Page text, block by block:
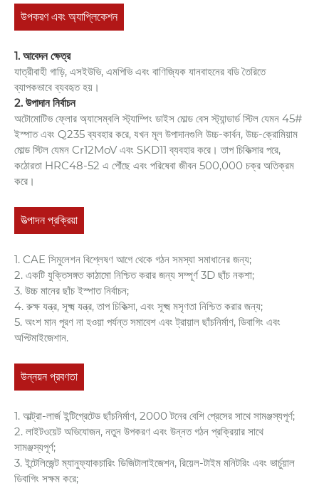
উপকরণ এবং অ্যাপ্লিকেশন
1. আবেদন ক্ষেত্র
যাত্রীবাহী গাড়ি, এসইউভি, এমপিভি এবং বাণিজ্যিক যানবাহনের বডি তৈরিতে
ব্যাপকভাবে ব্যবহৃত হয়।
2. উপাদান নির্বাচন
অটোমোটিভ ফ্লোর অ্যাসেম্বলি স্ট্যাম্পিং ডাইস মোল্ড বেস স্ট্যান্ডার্ড স্টিল যেমন 45#
ইস্পাত এবং Q235 ব্যবহার করে, যখন মূল উপাদানগুলি উচ্চ-কার্বন, উচ্চ-ক্রোমিয়াম
মোল্ড স্টিল যেমন Cr12MoV এবং SKD11 ব্যবহার করে। তাপ চিকিত্সার পরে,
কঠোরতা HRC48-52 এ পৌঁছে এবং পরিষেবা জীবন 500,000 চক্র অতিক্রম
করে।
উত্পাদন প্রক্রিয়া
1. CAE সিমুলেশন বিশ্লেষণ আগে থেকে গঠন সমস্যা সমাধানের জন্য;
2. একটি যুক্তিসঙ্গত কাঠামো নিশ্চিত করার জন্য সম্পূর্ণ 3D ছাঁচ নকশা;
3. উচ্চ মানের ছাঁচ ইস্পাত নির্বাচন;
4. রুক্ষ যন্ত্র, সূক্ষ্ম যন্ত্র, তাপ চিকিত্সা, এবং সূক্ষ্ম মসৃণতা নিশ্চিত করার জন্য;
5. অংশ মান পূরণ না হওয়া পর্যন্ত সমাবেশ এবং ট্রায়াল ছাঁচনির্মাণ, ডিবাগিং এবং
অপ্টিমাইজেশান.
উন্নয়ন প্রবণতা
1. আল্ট্রা-লার্জ ইন্টিগ্রেটেড ছাঁচনির্মাণ, 2000 টনের বেশি প্রেসের সাথে সামঞ্জস্যপূর্ণ;
2. লাইটওয়েট অভিযোজন, নতুন উপকরণ এবং উন্নত গঠন প্রক্রিয়ার সাথে
সামঞ্জস্যপূর্ণ;
3. ইন্টেলিজেন্ট ম্যানুফ্যাকচারিং ডিজিটালাইজেশন, রিয়েল-টাইম মনিটরিং এবং ভার্চুয়াল
ডিবাগিং সক্ষম করে;